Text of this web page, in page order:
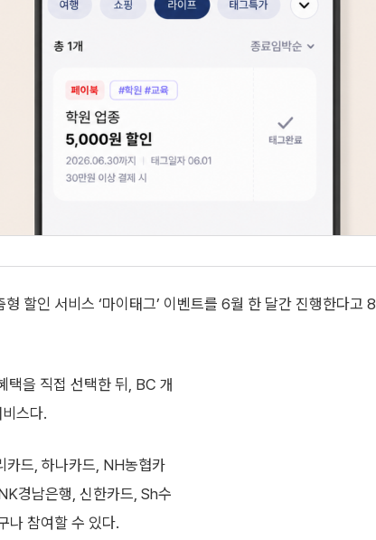
할인 서비스 ‘마이태그’ 이벤트를 6월 한 달간 진행한다고 8
택을 직접 선택한 뒤, BC 개
스다.
카드, 하나카드, NH농협카
경남은행, 신한카드, Sh수
나 참여할 수 있다.